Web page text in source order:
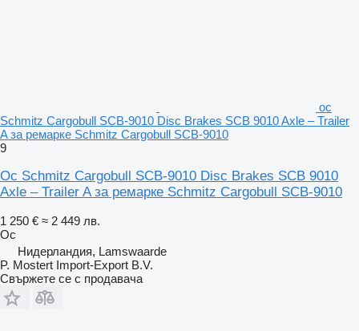
ос
Schmitz Cargobull SCB-9010 Disc Brakes SCB 9010 Axle – Trailer
A за ремарке Schmitz Cargobull SCB-9010
9
Ос Schmitz Cargobull SCB-9010 Disc Brakes SCB 9010
Axle – Trailer A за ремарке Schmitz Cargobull SCB-9010
1 250 € ≈ 2 449 лв.
Ос
Нидерландия, Lamswaarde
P. Mostert Import-Export B.V.
Свържете се с продавача